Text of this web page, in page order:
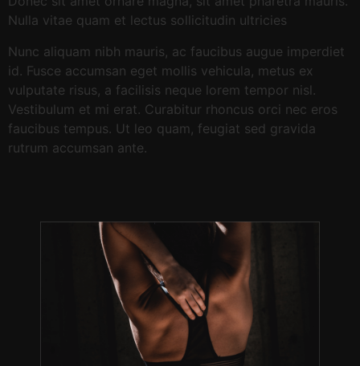
Nulla vitae quam et lectus sollicitudin ultricies
Nunc aliquam nibh mauris, ac faucibus augue imperdiet
id. Fusce accumsan eget mollis vehicula, metus ex
vulputate risus, a facilisis neque lorem tempor nisl.
Vestibulum et mi erat. Curabitur rhoncus orci nec eros
faucibus tempus. Ut leo quam, feugiat sed gravida
rutrum accumsan ante.